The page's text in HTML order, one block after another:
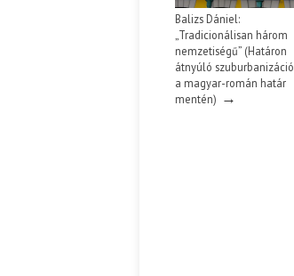
Balizs Dániel:
„Tradicionálisan három
nemzetiségű” (Határon
átnyúló szuburbanizáció
a magyar-román határ
mentén) →